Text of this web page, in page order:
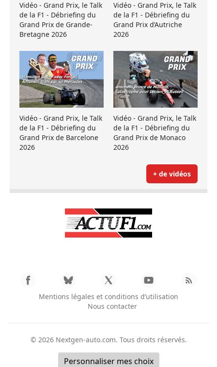
Vidéo - Grand Prix, le Talk
de la F1 - Débriefing du
Grand Prix de Grande-
Bretagne 2026
Vidéo - Grand Prix, le Talk
de la F1 - Débriefing du
Grand Prix d’Autriche
2026
Vidéo - Grand Prix, le Talk
de la F1 - Débriefing du
Grand Prix de Barcelone
2026
Vidéo - Grand Prix, le Talk
de la F1 - Débriefing du
Grand Prix de Monaco
2026
+ de vidéos
Mentions légales et conditions d’utilisation
Nous contacter
© 2026 Nextgen-auto.com. Tous droits réservés.
Personnaliser mes choix